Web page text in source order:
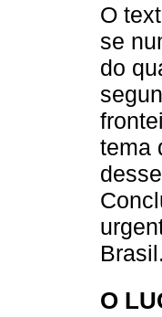
O
se
do
tema
Brasil.
O